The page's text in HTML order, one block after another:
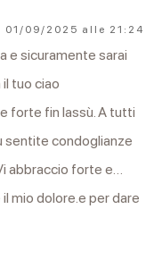
01/09/2025 alle 21:24
e sicuramente sarai
tuo ciao
forte fin lassù. A tutti
sentite condoglianze
abbraccio forte e…
mio dolore.e per dare